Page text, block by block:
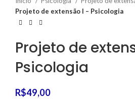
Projeto de extensão I – Psicologia
Projeto de
Psicologia
R$49,00